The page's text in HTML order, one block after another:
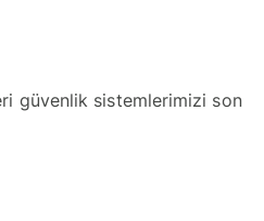
güvenlik sistemlerimizi son